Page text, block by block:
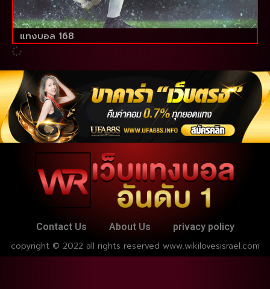
แทงบอล 168
Contact Us About Us privacy policy
copyright © 2022 all rights reserved www.wikilovesisrael.com